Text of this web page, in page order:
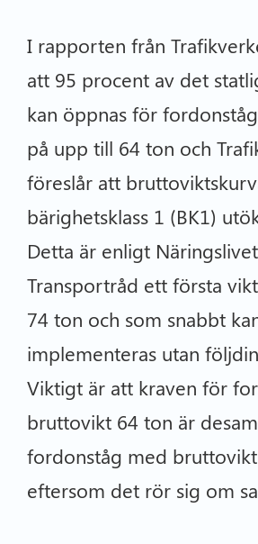
I rapporten från
att 95 procent av det
kan öppnas för
på upp till 64 ton och
föreslår att
bärighetsklass 1 (BK1)
Detta är enligt
Transportråd ett första
74 ton och som snabbt
implementeras utan
Viktigt är att kraven för
bruttovikt 64 ton är
fordonståg med
eftersom det rör sig om